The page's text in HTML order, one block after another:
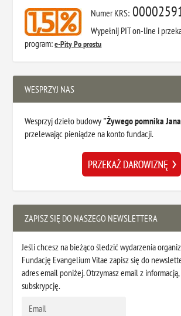
Numer KRS:
Wypełnij PIT on-line i
program:e-Pity Po prostu
WESPRZYJ NAS
Wesprzyj dzieło budowy "Żywego pomnika
przelewając pieniądze na konto fundacji.
ZAPISZ SIĘ DO NASZEGO NEWSLETTERA
Jeśli chcesz na bieżąco śledzić wydarzenia
Fundację Evangelium Vitae zapisz się do
adres email poniżej. Otrzymasz email z
subskrypcję.